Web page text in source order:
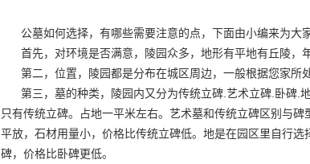
公墓如何选择，有哪些需要注意的点，下面由小编来为大
首先，对环境是否满意，陵园众多，地形有平地有丘陵，
第二，位置，陵园都是分布在城区周边，一般根据您家所
第三，墓的种类，陵园内又分为传统立碑.艺术立碑.卧碑.
只有传统立碑。占地一平米左右。艺术墓和传统立碑区别与
平放，石材用量小，价格比传统立碑低。地是在园区里自行
碑，价格比卧碑更低。